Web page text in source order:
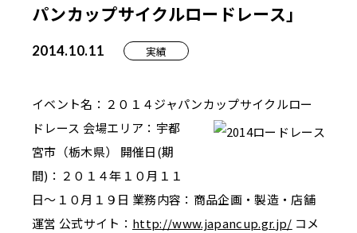
パンカップサイクルロードレース」
2014.10.11 実績
イベント名：２０１４ジャパンカップサイクルロー
ドレース 会場エリア：宇都
宮市（栃木県） 開催日(期
間)：２０１４年１０月１１
日～１０月１９日 業務内容：商品企画・製造・店舗
運営 公式サイト： http://www.japancup.gr.jp/ コメ